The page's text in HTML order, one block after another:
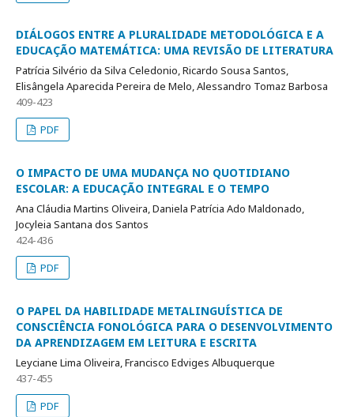
DIÁLOGOS ENTRE A PLURALIDADE METODOLÓGICA E A
EDUCAÇÃO MATEMÁTICA: UMA REVISÃO DE LITERATURA
Patrícia Silvério da Silva Celedonio, Ricardo Sousa Santos,
Elisângela Aparecida Pereira de Melo, Alessandro Tomaz Barbosa
409-423
PDF
O IMPACTO DE UMA MUDANÇA NO QUOTIDIANO
ESCOLAR: A EDUCAÇÃO INTEGRAL E O TEMPO
Ana Cláudia Martins Oliveira, Daniela Patrícia Ado Maldonado,
Jocyleia Santana dos Santos
424-436
PDF
O PAPEL DA HABILIDADE METALINGUÍSTICA DE
CONSCIÊNCIA FONOLÓGICA PARA O DESENVOLVIMENTO
DA APRENDIZAGEM EM LEITURA E ESCRITA
Leyciane Lima Oliveira, Francisco Edviges Albuquerque
437-455
PDF